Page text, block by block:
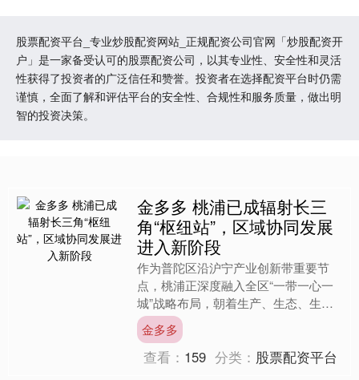
股票配资平台_专业炒股配资网站_正规配资公司官网「炒股配资开
户」是一家备受认可的股票配资公司，以其专业性、安全性和灵活
性获得了投资者的广泛信任和赞誉。投资者在选择配资平台时仍需
谨慎，全面了解和评估平台的安全性、合规性和服务质量，做出明
智的投资决策。
金多多 桃浦已成辐射长三
角“枢纽站”，区域协同发展
进入新阶段
作为普陀区沿沪宁产业创新带重要节
点，桃浦正深度融入全区“一带一心一
城”战略布局，朝着生产、生态、生
活“三生融合”的发展目标稳步迈进。10
月17日，“携手汇聚TO....
金多多
查看： 159 分类： 股票配资平台